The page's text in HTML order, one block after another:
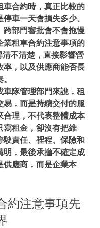
車合約時，真正比較的
車一天會損失多少、
跨部門審批會不會拖慢
業租車合約注意事項的
不清楚，直接影響營
率，以及供應商能否長
車隊管理部門來說，租
易，而是持續交付的服
合理，不代表整體成本
寫租金，卻沒有把維
駛責任、裡程、保險和
明，最後承擔不確定成
供應商，而是企業本
約注意事項先